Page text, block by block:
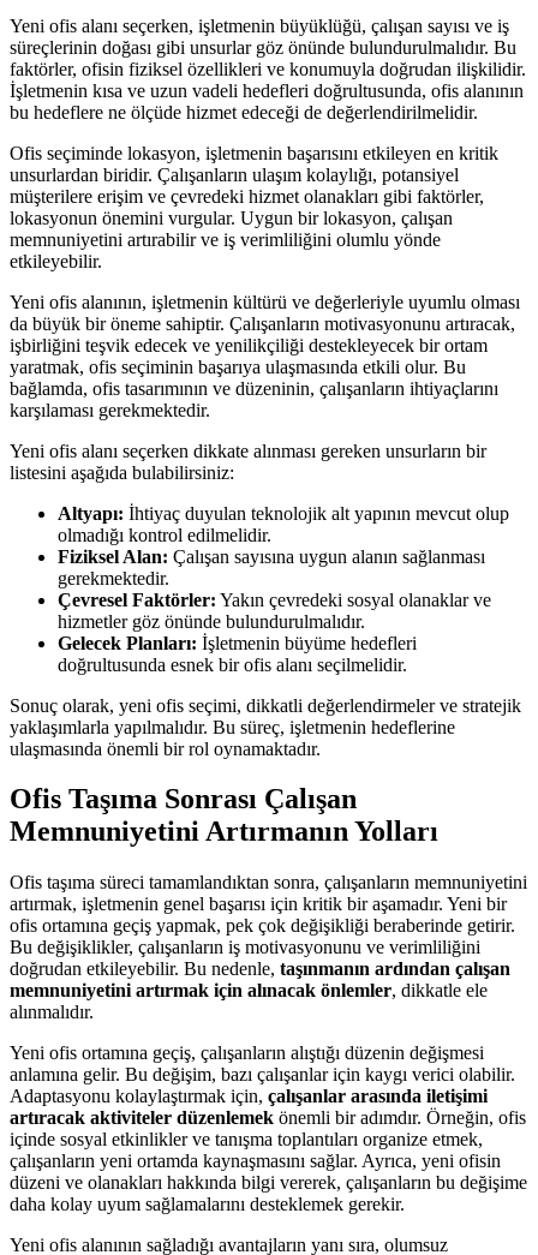
Yeni ofis alanı seçerken, işletmenin büyüklüğü, çalışan sayısı ve iş
süreçlerinin doğası gibi unsurlar göz önünde bulundurulmalıdır. Bu
faktörler, ofisin fiziksel özellikleri ve konumuyla doğrudan ilişkilidir.
İşletmenin kısa ve uzun vadeli hedefleri doğrultusunda, ofis alanının
bu hedeflere ne ölçüde hizmet edeceği de değerlendirilmelidir.
Ofis seçiminde lokasyon, işletmenin başarısını etkileyen en kritik
unsurlardan biridir. Çalışanların ulaşım kolaylığı, potansiyel
müşterilere erişim ve çevredeki hizmet olanakları gibi faktörler,
lokasyonun önemini vurgular. Uygun bir lokasyon, çalışan
memnuniyetini artırabilir ve iş verimliliğini olumlu yönde
etkileyebilir.
Yeni ofis alanının, işletmenin kültürü ve değerleriyle uyumlu olması
da büyük bir öneme sahiptir. Çalışanların motivasyonunu artıracak,
işbirliğini teşvik edecek ve yenilikçiliği destekleyecek bir ortam
yaratmak, ofis seçiminin başarıya ulaşmasında etkili olur. Bu
bağlamda, ofis tasarımının ve düzeninin, çalışanların ihtiyaçlarını
karşılaması gerekmektedir.
Yeni ofis alanı seçerken dikkate alınması gereken unsurların bir
listesini aşağıda bulabilirsiniz:
Altyapı: İhtiyaç duyulan teknolojik alt yapının mevcut olup
olmadığı kontrol edilmelidir.
Fiziksel Alan: Çalışan sayısına uygun alanın sağlanması
gerekmektedir.
Çevresel Faktörler: Yakın çevredeki sosyal olanaklar ve
hizmetler göz önünde bulundurulmalıdır.
Gelecek Planları: İşletmenin büyüme hedefleri
doğrultusunda esnek bir ofis alanı seçilmelidir.
Sonuç olarak, yeni ofis seçimi, dikkatli değerlendirmeler ve stratejik
yaklaşımlarla yapılmalıdır. Bu süreç, işletmenin hedeflerine
ulaşmasında önemli bir rol oynamaktadır.
Ofis Taşıma Sonrası Çalışan
Memnuniyetini Artırmanın Yolları
Ofis taşıma süreci tamamlandıktan sonra, çalışanların memnuniyetini
artırmak, işletmenin genel başarısı için kritik bir aşamadır. Yeni bir
ofis ortamına geçiş yapmak, pek çok değişikliği beraberinde getirir.
Bu değişiklikler, çalışanların iş motivasyonunu ve verimliliğini
doğrudan etkileyebilir. Bu nedenle, taşınmanın ardından çalışan
memnuniyetini artırmak için alınacak önlemler, dikkatle ele
alınmalıdır.
Yeni ofis ortamına geçiş, çalışanların alıştığı düzenin değişmesi
anlamına gelir. Bu değişim, bazı çalışanlar için kaygı verici olabilir.
Adaptasyonu kolaylaştırmak için, çalışanlar arasında iletişimi
artıracak aktiviteler düzenlemek önemli bir adımdır. Örneğin, ofis
içinde sosyal etkinlikler ve tanışma toplantıları organize etmek,
çalışanların yeni ortamda kaynaşmasını sağlar. Ayrıca, yeni ofisin
düzeni ve olanakları hakkında bilgi vererek, çalışanların bu değişime
daha kolay uyum sağlamalarını desteklemek gerekir.
Yeni ofis alanının sağladığı avantajların yanı sıra, olumsuz